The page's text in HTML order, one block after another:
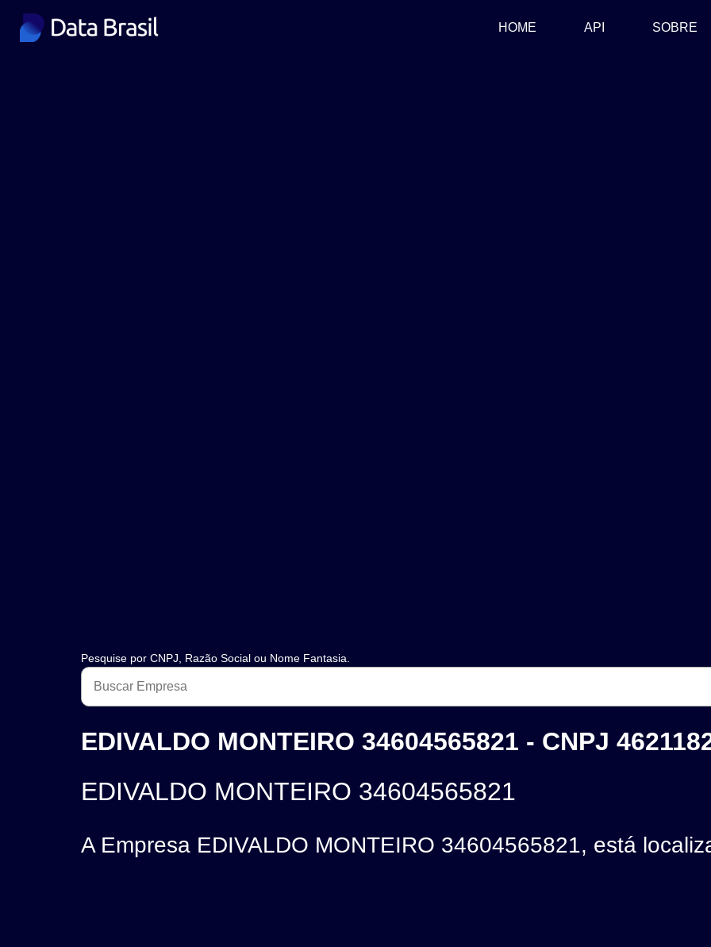
HOME (CURRENT)
API SOBRE
Pesquise por CNPJ, Razão Social ou Nome Fantasia.
EDIVALDO MONTEIRO 34604565821 - CNPJ
EDIVALDO MONTEIRO 34604565821
A Empresa EDIVALDO MONTEIRO 34604565821, está